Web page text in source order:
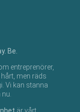
Be.
entreprenörer,
men räds
Vi kan stanna
är vårt